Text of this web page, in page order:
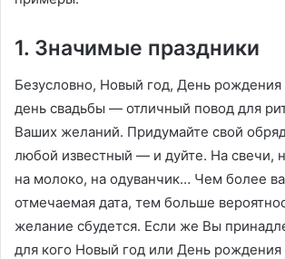
1. Значимые праздники
Безусловно, Новый год, День
день свадьбы — отличный повод для
Ваших желаний. Придумайте свой
любой известный — и дуйте. На свечи,
на молоко, на одуванчик… Чем более
отмечаемая дата, тем больше
желание сбудется. Если же Вы
для кого Новый год или День